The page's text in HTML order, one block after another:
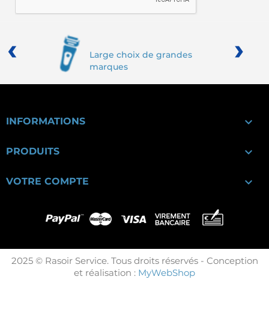
Large choix de grandes
marques
‹ ›
INFORMATIONS 
PRODUITS 
VOTRE COMPTE 
2025 © Rasoir Service. Tous droits réservés - Conception
et réalisation : MyWebShop